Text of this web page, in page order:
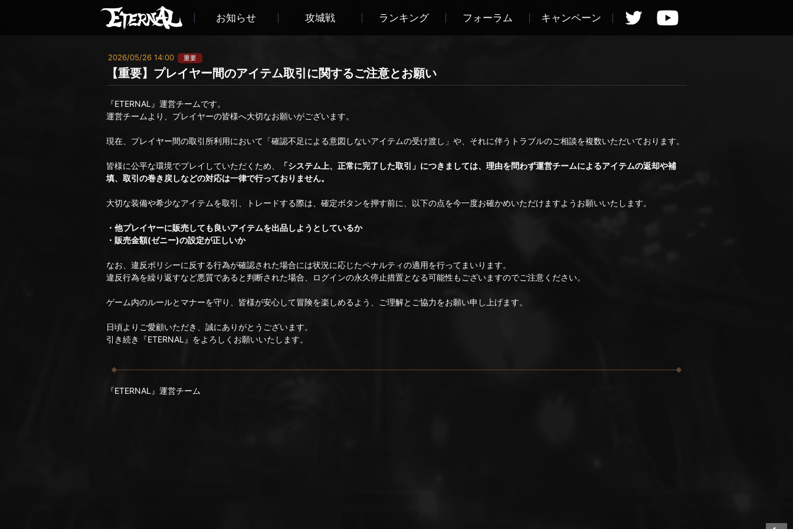
お知らせ 攻城戦 ランキング フォーラム キャンペーン
2026/05/26 14:00 重要
【重要】プレイヤー間のアイテム取引に関するご注意とお願い
『ETERNAL』運営チームです。
運営チームより、プレイヤーの皆様へ大切なお願いがございます。
現在、プレイヤー間の取引所利用において「確認不足による意図しないアイテムの受け渡し」や、それに伴うトラブルのご相談を複数いただいております。
皆様に公平な環境でプレイしていただくため、
「システム上、正常に完了した取引」につきましては、理由を問わず運営チームによるアイテムの返却や補
填、取引の巻き戻しなどの対応は一律で行っておりません。
大切な装備や希少なアイテムを取引、トレードする際は、確定ボタンを押す前に、以下の点を今一度お確かめいただけますようお願いいたします。
・他プレイヤーに販売しても良いアイテムを出品しようとしているか
・販売金額(ゼニー)の設定が正しいか
なお、違反ポリシーに反する行為が確認された場合には状況に応じたペナルティの適用を行ってまいります。
違反行為を繰り返すなど悪質であると判断された場合、ログインの永久停止措置となる可能性もございますのでご注意ください。
ゲーム内のルールとマナーを守り、皆様が安心して冒険を楽しめるよう、ご理解とご協力をお願い申し上げます。
日頃よりご愛顧いただき、誠にありがとうございます。
引き続き『ETERNAL』をよろしくお願いいたします。
『ETERNAL』運営チーム